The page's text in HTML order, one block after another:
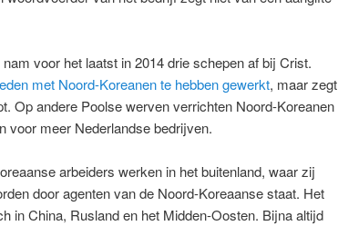
voor het laatst in 2014 drie schepen af bij Crist.
met Noord-Koreanen te hebben gewerkt, maar zegt
Op andere Poolse werven verrichten Noord-Koreanen
voor meer Nederlandse bedrijven.
arbeiders werken in het buitenland, waar zij
door agenten van de Noord-Koreaanse staat. Het
in China, Rusland en het Midden-Oosten. Bijna altijd